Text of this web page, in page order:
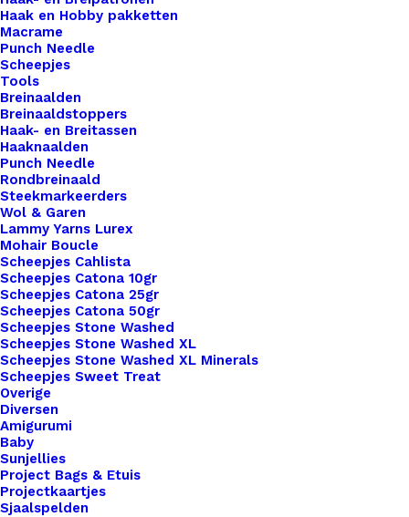
Haak en Hobby pakketten
Macrame
Punch Needle
Scheepjes
Tools
Breinaalden
Breinaaldstoppers
Haak- en Breitassen
Haaknaalden
Punch Needle
Rondbreinaald
Steekmarkeerders
Wol & Garen
Lammy Yarns Lurex
Mohair Boucle
Scheepjes Cahlista
Scheepjes Catona 10gr
Scheepjes Catona 25gr
Scheepjes Catona 50gr
Scheepjes Stone Washed
Scheepjes Stone Washed XL
Scheepjes Stone Washed XL Minerals
Scheepjes Sweet Treat
Overige
Diversen
Amigurumi
Baby
Sunjellies
Project Bags & Etuis
Projectkaartjes
Sjaalspelden
Categorie
Hobby
Veilig betalen
Unieke en kwaliteitsproducten
Overzicht
Nog meer leuks!